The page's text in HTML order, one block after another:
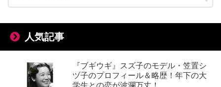
人気記事
『ブギウギ』スズ子のモデル・笠置シ
ヅ子のプロフィール＆略歴！年下の大